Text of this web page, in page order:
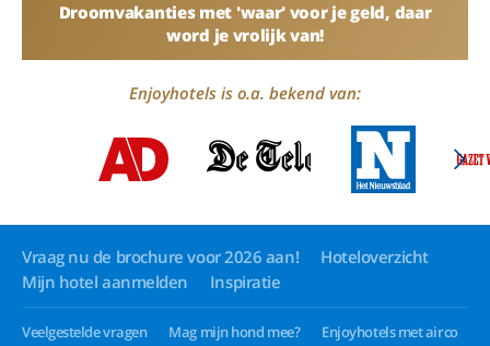
Droomvakanties met 'waar' voor je geld, daar
word je vrolijk van!
Enjoyhotels is o.a. bekend van:
Vraag nu de brochure voor 2026 aan!
Hoteloverzicht
Mijn hotel aanmelden
Inspiratie
Veelgestelde vragen Mag mijn hond mee?
Enjoyhotels met airco